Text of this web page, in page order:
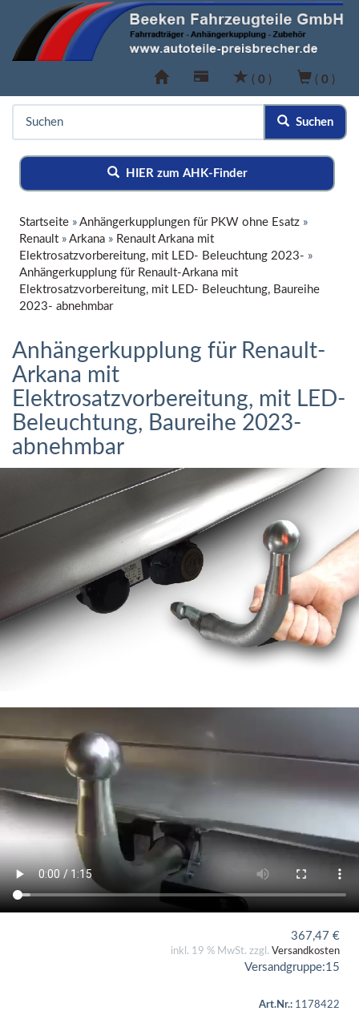
( 0 ) ( 0 )
Suchen
HIER zum AHK-Finder
Startseite » Anhängerkupplungen für PKW ohne Esatz »
Renault » Arkana » Renault Arkana mit
Elektrosatzvorbereitung, mit LED- Beleuchtung 2023- »
Anhängerkupplung für Renault-Arkana mit
Elektrosatzvorbereitung, mit LED- Beleuchtung, Baureihe
2023- abnehmbar
Anhängerkupplung für Renault-
Arkana mit
Elektrosatzvorbereitung, mit LED-
Beleuchtung, Baureihe 2023-
abnehmbar
367,47 €
inkl. 19 % MwSt. zzgl. Versandkosten
Versandgruppe:15
Art.Nr.: 1178422